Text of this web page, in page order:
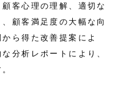
客心理の理解、適切な
顧客満足度の大幅な向
ら得た改善提案によ
分析レポートにより、